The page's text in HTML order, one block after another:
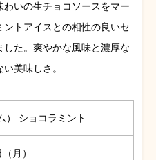
わいの生チョコソースをマー
トアイスとの相性の良いセ
した。爽やかな風味と濃厚な
美味しさ。
） ショコラミント
月）